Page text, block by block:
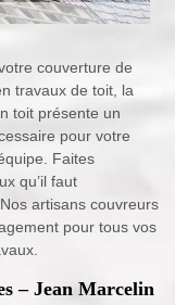
couverture de
travaux de toit, la
toit présente un
pour votre
Faites
qu’il faut
artisans couvreurs
pour tous vos
– Jean Marcelin